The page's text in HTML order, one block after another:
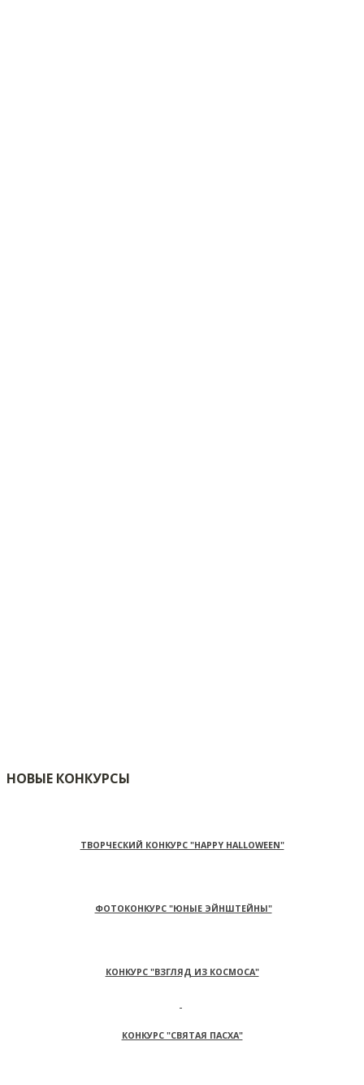
НОВЫЕ КОНКУРСЫ
ТВОРЧЕСКИЙ КОНКУРС "HAPPY HALLOWEEN"
ФОТОКОНКУРС "ЮНЫЕ ЭЙНШТЕЙНЫ"
КОНКУРС "ВЗГЛЯД ИЗ КОСМОСА"
КОНКУРС "СВЯТАЯ ПАСХА"